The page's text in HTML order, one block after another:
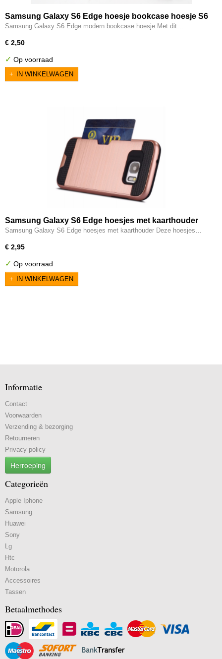
Samsung Galaxy S6 Edge hoesje bookcase hoesje S6
Edge modern telefoonhoesje
Samsung Galaxy S6 Edge modern bookcase hoesje Met dit…
€ 2,50
✓ Op voorraad
IN WINKELWAGEN
Samsung Galaxy S6 Edge hoesjes met kaarthouder
Samsung Galaxy S6 Edge hoesjes met kaarthouder Deze hoesjes…
€ 2,95
✓ Op voorraad
IN WINKELWAGEN
Informatie
Contact
Voorwaarden
Verzending & bezorging
Retourneren
Privacy policy
Herroeping
Categorieën
Apple Iphone
Samsung
Huawei
Sony
Lg
Htc
Motorola
Accessoires
Tassen
Betaalmethodes